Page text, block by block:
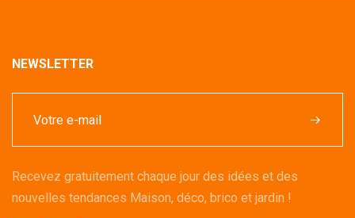
NEWSLETTER
Recevez gratuitement chaque jour des idées et des
nouvelles tendances Maison, déco, brico et jardin !